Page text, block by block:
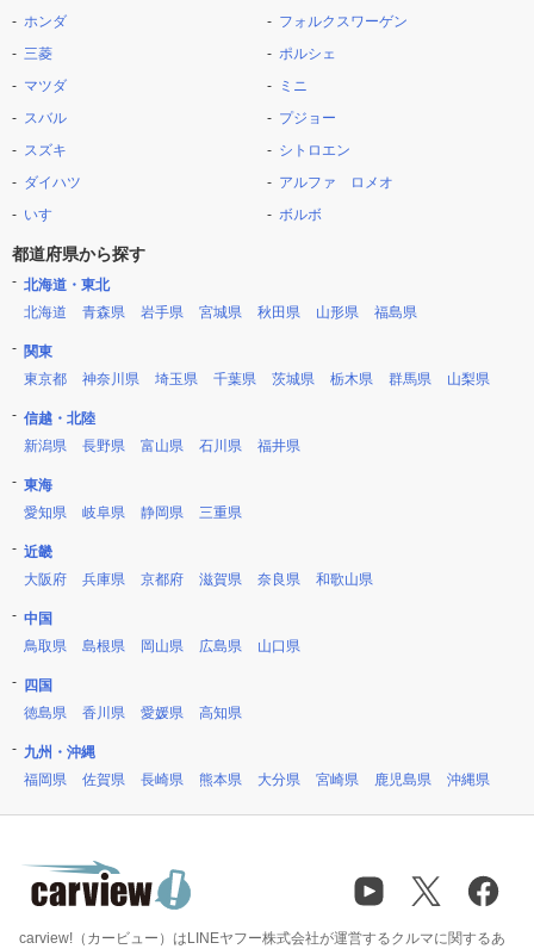
ホンダ
三菱
マツダ
スバル
スズキ
ダイハツ
いすゞ
フォルクスワーゲン
ポルシェ
ミニ
プジョー
シトロエン
アルファ ロメオ
ボルボ
都道府県から探す
北海道・東北
北海道
青森県 岩手県 宮城県 秋田県 山形県 福島県
関東
東京都
神奈川県 埼玉県 千葉県 茨城県 栃木県 群馬県 山梨県
信越・北陸
新潟県
長野県 富山県 石川県 福井県
東海
愛知県
岐阜県 静岡県 三重県
近畿
大阪府
兵庫県 京都府 滋賀県 奈良県 和歌山県
中国
鳥取県
島根県 岡山県 広島県 山口県
四国
徳島県
香川県 愛媛県 高知県
九州・沖縄
福岡県
佐賀県 長崎県 熊本県 大分県 宮崎県 鹿児島県 沖縄県
carview!（カービュー）はLINEヤフー株式会社が運営するクルマに関するあ